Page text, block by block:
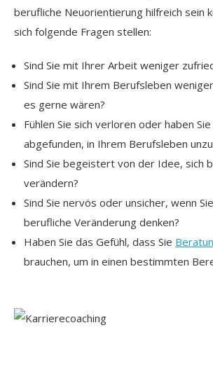
berufliche Neuorientierung hilfreich sein
sich folgende Fragen stellen:
Sind Sie mit Ihrer Arbeit weniger
Sind Sie mit Ihrem Berufsleben
es gerne wären?
Fühlen Sie sich verloren oder haben
abgefunden, in Ihrem Berufsleben
Sind Sie begeistert von der Idee, sich
verändern?
Sind Sie nervös oder unsicher, wenn
berufliche Veränderung denken?
Haben Sie das Gefühl, dass Sie
brauchen, um in einen bestimmten